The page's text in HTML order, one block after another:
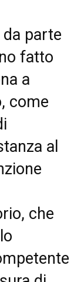
da parte
fatto
a
come
al
che